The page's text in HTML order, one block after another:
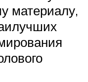
материалу,